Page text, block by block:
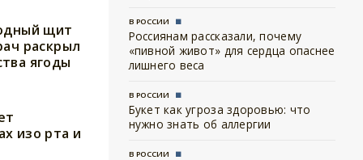
щит
раскрыл
ягоды
изо рта и
В РОССИИ
Россиянам рассказали, почему
«пивной живот» для сердца опаснее
лишнего веса
В РОССИИ
Букет как угроза здоровью: что
нужно знать об аллергии
В РОССИИ